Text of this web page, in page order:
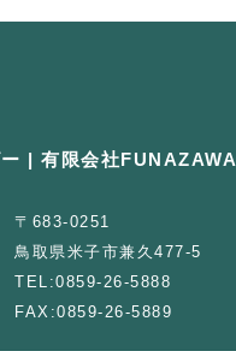
| 有限会社FUNAZAWA
〒683-0251
鳥取県米子市兼久477-5
TEL:0859-26-5888
FAX:0859-26-5889